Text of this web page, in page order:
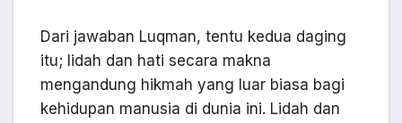
Dari jawaban Luqman, tentu kedua daging
itu; lidah dan hati secara makna
mengandung hikmah yang luar biasa bagi
kehidupan manusia di dunia ini. Lidah dan